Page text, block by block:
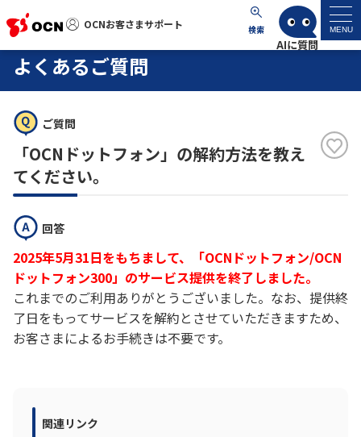
OCNお客さまサポート 検索 MENU
OCNお客さまサポート
サポートトップ
サービス名から探す
工事・故障情報
各種ダウンロード
よくあるご質問
ご質問
「OCNドットフォン」の解約方法を教え
てください。
回答
2025年5月31日をもちまして、「OCNドットフォン/OCN
ドットフォン300」のサービス提供を終了しました。
これまでのご利用ありがとうございました。なお、 提供終
了日をもってサービスを解約とさせていただきますため、
お客さまによるお手続きは不要です。
関連リンク